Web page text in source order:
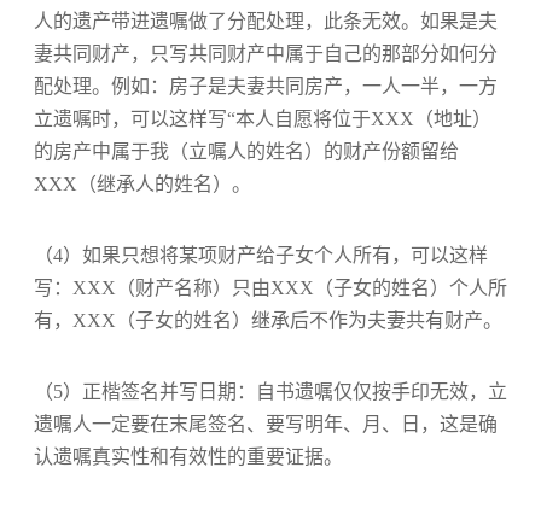
人的遗产带进遗嘱做了分配处理，此条无效。如果是夫
妻共同财产，只写共同财产中属于自己的那部分如何分
配处理。例如：房子是夫妻共同房产，一人一半，一方
立遗嘱时，可以这样写“本人自愿将位于XXX（地址）
的房产中属于我（立嘱人的姓名）的财产份额留给
XXX（继承人的姓名）。
（4）如果只想将某项财产给子女个人所有，可以这样
写：XXX（财产名称）只由XXX（子女的姓名）个人所
有，XXX（子女的姓名）继承后不作为夫妻共有财产。
（5）正楷签名并写日期：自书遗嘱仅仅按手印无效，立
遗嘱人一定要在末尾签名、要写明年、月、日，这是确
认遗嘱真实性和有效性的重要证据。